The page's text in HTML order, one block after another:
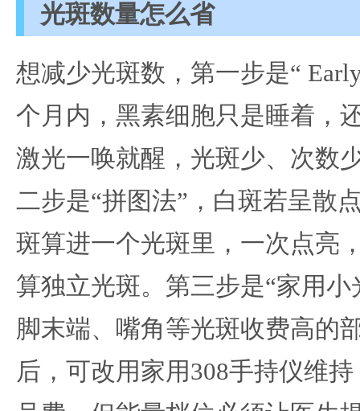
光斑数量怎么省
想减少光斑数，第一步是“
个月内，黑素细胞只是睡着，
激光一唤就醒，光斑少、次数
二步是“拼图法”，白斑若呈散
斑算进一个光斑里，一次点亮
算独立光斑。第三步是“家用
脚末端、嘴角等光斑收费高的
后，可改用家用308手持仪维